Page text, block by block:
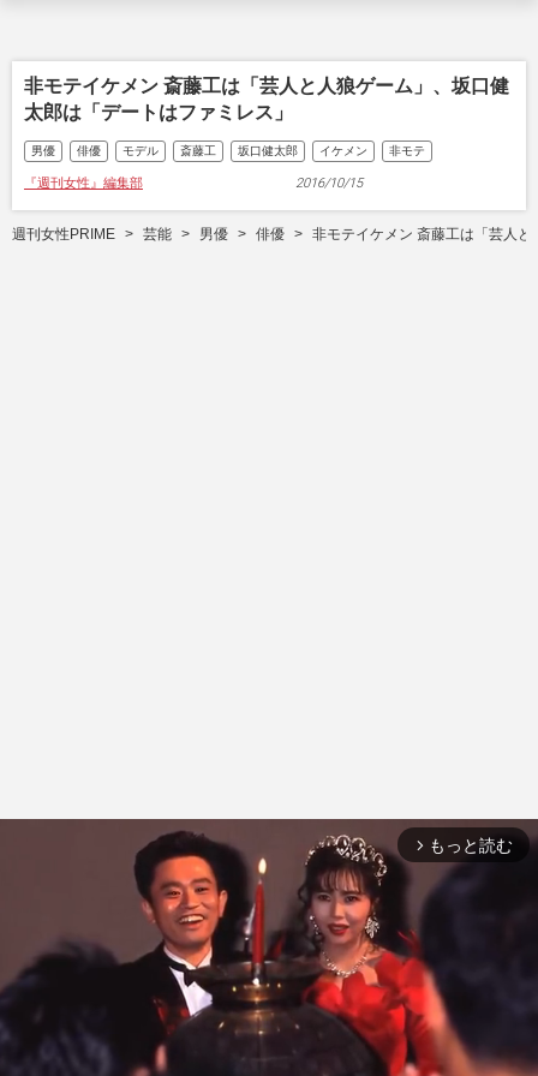
非モテイケメン 斎藤工は「芸人と人狼ゲーム」、坂口健
太郎は「デートはファミレス」
男優 俳優 モデル 斎藤工 坂口健太郎 イケメン 非モテ
『週刊女性』編集部 2016/10/15
週刊女性PRIME 芸能 男優 俳優 非モテイケメン 斎藤工は「芸人
arrow_forward_ios もっと読む